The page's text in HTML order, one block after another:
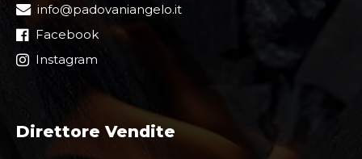
info@padovaniangelo.it
Facebook
Instagram
Direttore Vendite